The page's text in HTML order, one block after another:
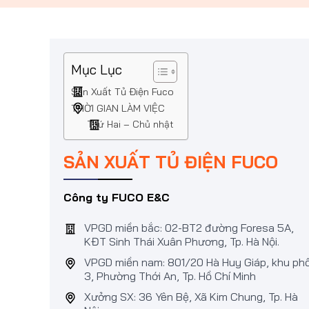
Mục Lục
Sản Xuất Tủ Điện Fuco
THỜI GIAN LÀM VIỆC
Thứ Hai – Chủ nhật
SẢN XUẤT TỦ ĐIỆN FUCO
Công ty FUCO E&C
VPGD miền bắc: 02-BT2 đường Foresa 5A,
KĐT Sinh Thái Xuân Phương, Tp. Hà Nội.
VPGD miền nam: 801/20 Hà Huy Giáp, khu
3, Phường Thới An, Tp. Hồ Chí Minh
Xưởng SX: 36 Yên Bệ, Xã Kim Chung, Tp. Hà